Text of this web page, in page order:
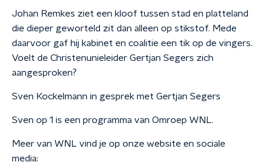
Johan Remkes ziet een kloof tussen stad en platteland
die dieper geworteld zit dan alleen op stikstof. Mede
daarvoor gaf hij kabinet en coalitie een tik op de vingers.
Voelt de Christenunieleider Gertjan Segers zich
aangesproken?
Sven Kockelmann in gesprek met Gertjan Segers
Sven op 1 is een programma van Omroep WNL.
Meer van WNL vind je op onze website en sociale
media: